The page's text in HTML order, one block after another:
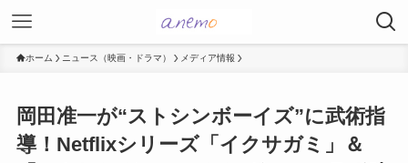
ホーム ニュース（映画・ドラマ） メディア情報
岡田准一が“ストシンボーイズ”に武術指
導！Netflixシリーズ「イクサガミ」＆